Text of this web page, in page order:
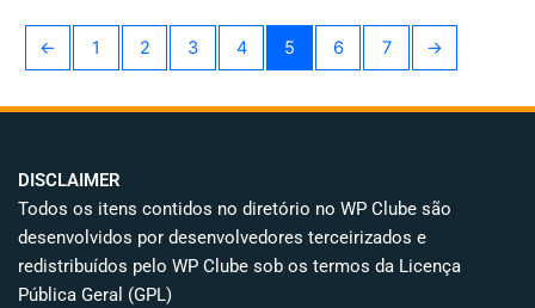
← 1 2 3 4 5 6 7 →
DISCLAIMER
Todos os itens contidos no diretório no WP Clube são
desenvolvidos por desenvolvedores terceirizados e
redistribuídos pelo WP Clube sob os termos da Licença
Pública Geral (GPL)